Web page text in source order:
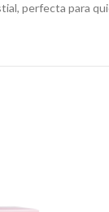
perfecta para